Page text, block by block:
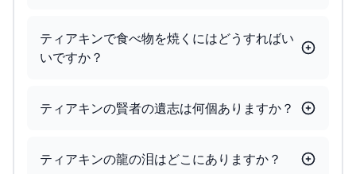
ティアキンで食べ物を焼くにはどうすればい
いですか？
ティアキンの賢者の遺志は何個ありますか？
ティアキンの龍の泪はどこにありますか？